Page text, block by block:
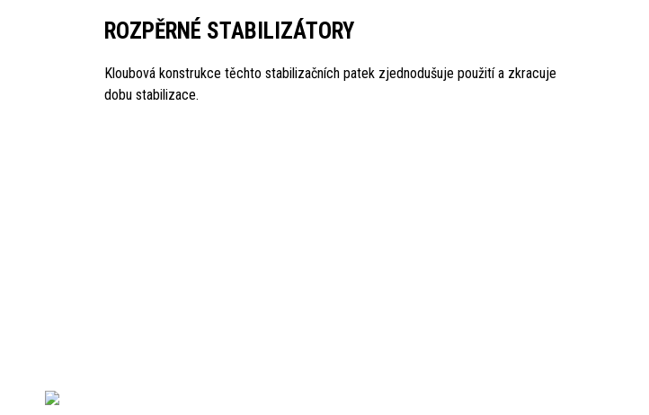
ROZPĚRNÉ STABILIZÁTORY
Kloubová konstrukce těchto stabilizačních patek zjednodušuje použití a zkracuje
dobu stabilizace.